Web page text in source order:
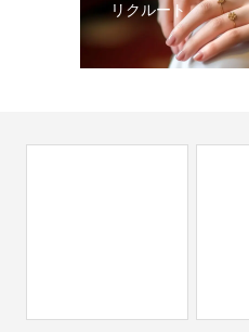
リクルート